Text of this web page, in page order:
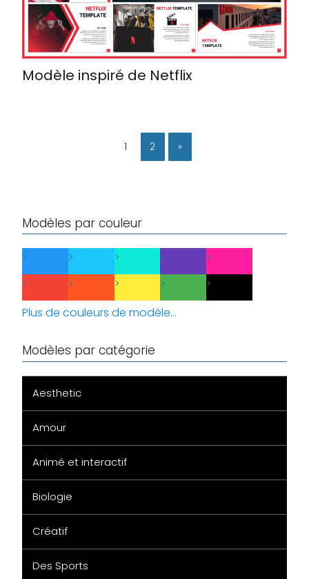
Modèle inspiré de Netflix
1 2 »
Modèles par couleur
Plus de couleurs de modèle...
Modèles par catégorie
Aesthetic
Amour
Animé et interactif
Biologie
Créatif
Des Sports